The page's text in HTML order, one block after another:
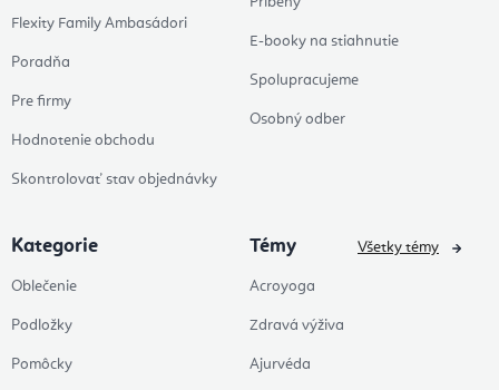
Flexity Family Ambasádori
Poradňa
Pre firmy
Hodnotenie obchodu
Skontrolovať stav objednávky
E-booky na stiahnutie
Spolupracujeme
Osobný odber
Kategorie
Oblečenie
Podložky
Pomôcky
Témy
Acroyoga
Zdravá výživa
Ajurvéda
Všetky témy